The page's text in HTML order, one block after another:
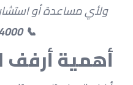
ولأي مساعدة أو استشارة يمكنك التواصل مباشرة:
📞 01062414000
أهمية أرفف